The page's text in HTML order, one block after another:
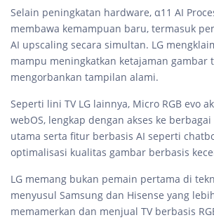
Selain peningkatan hardware, α11 AI
membawa kemampuan baru, termasuk
AI upscaling secara simultan. LG
mampu meningkatkan ketajaman gambar
mengorbankan tampilan alami.
Seperti lini TV LG lainnya, Micro RGB evo
webOS, lengkap dengan akses ke
utama serta fitur berbasis AI seperti
optimalisasi kualitas gambar berbasis
LG memang bukan pemain pertama di
menyusul Samsung dan Hisense yang
memamerkan dan menjual TV berbasis